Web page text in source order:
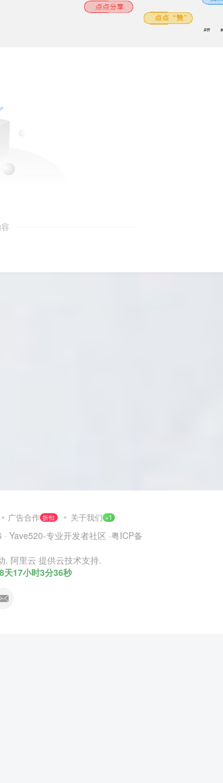
广告合作 折扣 关于我们 +1
Yave520-专业开发者社区 ·粤ICP备
. 阿里云 提供云技术支持.
天17小时3分37秒